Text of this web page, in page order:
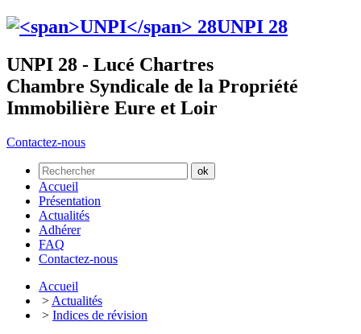
UNPI 28
UNPI 28 - Lucé Chartres
Chambre Syndicale de la Propriété
Immobilière Eure et Loir
Contactez-nous
Accueil
Présentation
Actualités
Adhérer
FAQ
Contactez-nous
Accueil
> Actualités
> Indices de révision